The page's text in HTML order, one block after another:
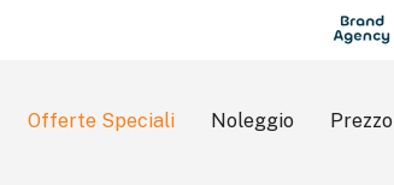
Offerte Speciali Noleggio Prezzo